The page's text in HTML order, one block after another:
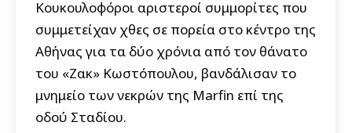
Κουκουλοφόροι αριστεροί συμμορίτες που
συμμετείχαν χθες σε πορεία στο κέντρο της
Αθήνας για τα δύο χρόνια από τον θάνατο
του «Ζακ» Κωστόπουλου, βανδάλισαν το
μνημείο των νεκρών της Marfin επί της
οδού Σταδίου.